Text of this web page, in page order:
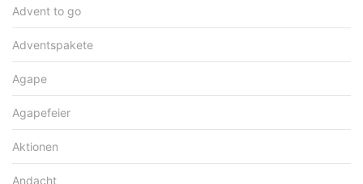
Advent to go
Adventspakete
Agape
Agapefeier
Aktionen
Andacht